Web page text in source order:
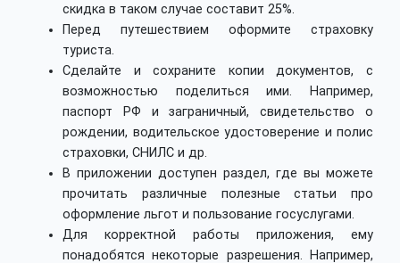
скидка в таком случае составит 25%.
Перед путешествием оформите страховку
туриста.
Сделайте и сохраните копии документов, с
возможностью поделиться ими. Например,
паспорт РФ и заграничный, свидетельство о
рождении, водительское удостоверение и полис
страховки, СНИЛС и др.
В приложении доступен раздел, где вы можете
прочитать различные полезные статьи про
оформление льгот и пользование госуслугами.
Для корректной работы приложения, ему
понадобятся некоторые разрешения. Например,